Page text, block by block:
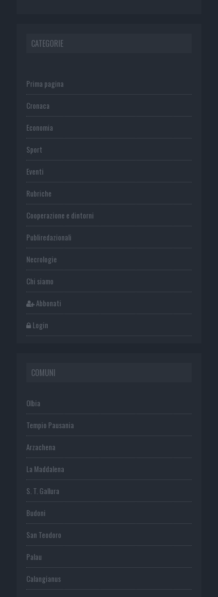
CATEGORIE
Prima pagina
Cronaca
Economia
Sport
Eventi
Rubriche
Cooperazione e dintorni
Publiredazionali
Necrologie
Chi siamo
Abbonati
Login
COMUNI
Olbia
Tempio Pausania
Arzachena
La Maddalena
S. T. Gallura
Budoni
San Teodoro
Palau
Calangianus